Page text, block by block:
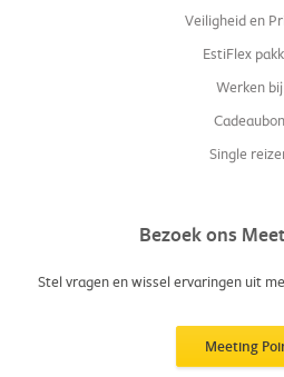
Veiligheid en
EstiFlex
Werken bij
Cadeaubon
Single
Bezoek ons
Stel vragen en wissel ervaringen uit
Meeting